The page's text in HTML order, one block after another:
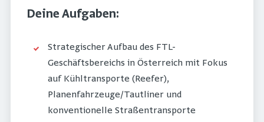
Deine Aufgaben:
Strategischer Aufbau des FTL-
Geschäftsbereichs in Österreich mit Fokus
auf Kühltransporte (Reefer),
Planenfahrzeuge/Tautliner und
konventionelle Straßentransporte